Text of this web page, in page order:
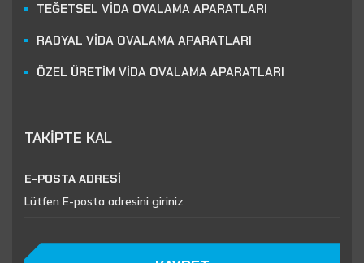
TEĞETSEL VİDA OVALAMA APARATLARI
RADYAL VİDA OVALAMA APARATLARI
ÖZEL ÜRETİM VİDA OVALAMA APARATLARI
TAKİPTE KAL
E-POSTA ADRESİ